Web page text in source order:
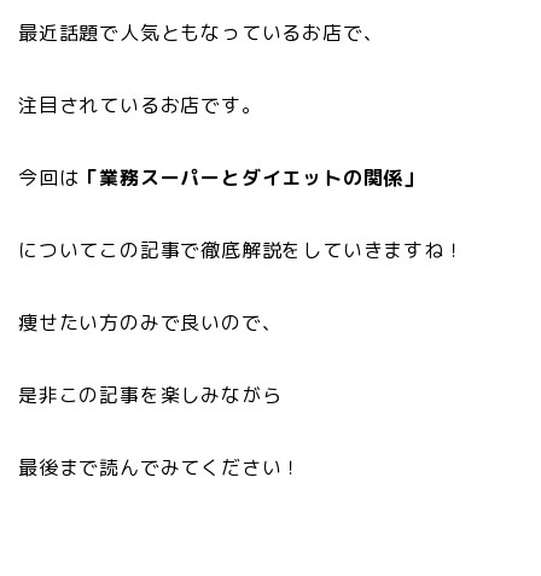
最近話題で人気ともなっているお店で、
注目されているお店です。
今回は 「業務スーパーとダイエットの関係」
についてこの記事で徹底解説をしていきますね！
痩せたい方のみで良いので、
是非この記事を楽しみながら
最後まで読んでみてください！